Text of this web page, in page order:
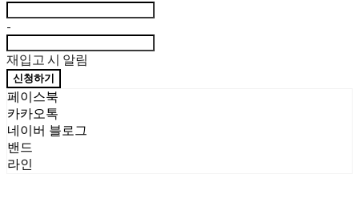
-
재입고 시 알림
신청하기
페이스북
카카오톡
네이버 블로그
밴드
라인